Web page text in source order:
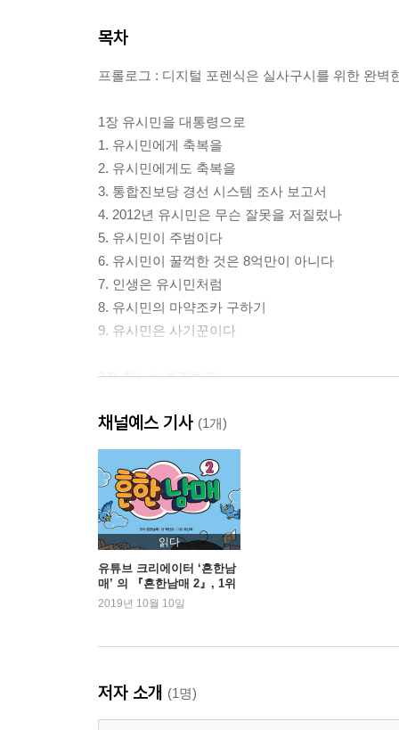
목차
프롤로그 : 디지털 포렌식은 실사구시를 위한 완벽
1장 유시민을 대통령으로
1. 유시민에게 축복을
2. 유시민에게도 축복을
3. 통합진보당 경선 시스템 조사 보고서
4. 2012년 유시민은 무슨 잘못을 저질렀나
5. 유시민이 주범이다
6. 유시민이 꿀꺽한 것은 8억만이 아니다
7. 인생은 유시민처럼
8. 유시민의 마약조카 구하기
9. 유시민은 사기꾼이다
2장 친노는 회개하라
10. 드루킹 사건 의견서
11. 드루킹을 위한 변명
12. 친문과 네이버의 무시무시한 언론통제
13. 노회찬은 왜?
14. 김경수부터 유시민까지 다 똑같은 족속들이다
15. 문빠들은 양심이 없는가
16. 친노 여론조작 잔혹사
17. 시한폭탄 된 청와대 청원 게시판
18. 김경수를 살릴 방법은 이것뿐
19. 거짓 증언은 2천 5백만원, 진실 증언은 2만 5천
20. 이재명은 죽지 않는다
채널예스 기사 (1개)
읽다
유튜브 크리에이터 ‘흔한남
매’ 의 『흔한남매 2』, 1위
재탈환
2019년 10월 10일
저자 소개 (1명)